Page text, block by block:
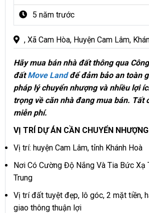
5 năm trước
, Xã Cam Hòa, Huyện Cam Lâm,
Hãy mua bán nhà đất thông qua
đấtMove Landđể đảm bảo an toàn
pháp lý chuyển nhượng và nhiều lợi
trọng về căn nhà đang mua bán. Tất
miễn phí.
VỊ TRÍ DỰ ÁN CẦN CHUYỂN NHƯỢNG
Vị trí: huyện Cam Lâm, tỉnh Khánh Hoà
Nơi Có Cường Độ Nắng Và Tia Bức Xạ
Trung
Vị trí đất tuyệt đẹp, lô góc, 2 mặt tiền,
giao thông thuận lợi